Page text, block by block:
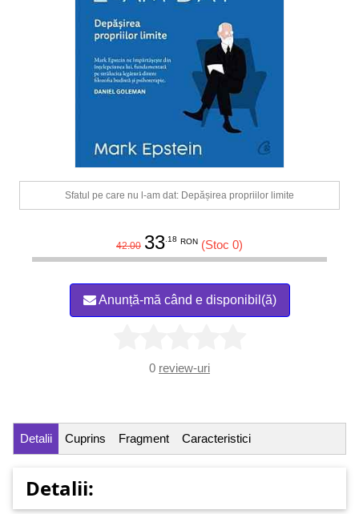
Sfatul pe care nu l-am dat: Depășirea propriilor limite
42.00 33.18 RON (Stoc 0)
Anunță-mă când e disponibil(ă)
0 review-uri
Detalii Cuprins Fragment Caracteristici
Detalii: